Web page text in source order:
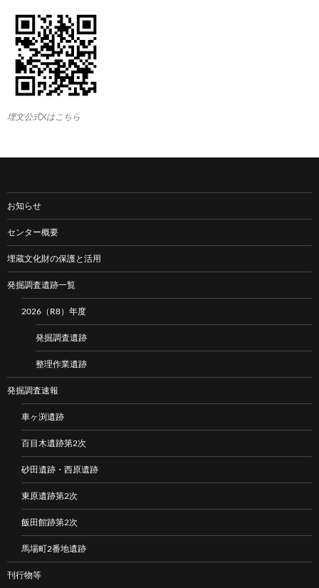
埋文公式Xはこちら
お知らせ
センター概要
埋蔵文化財の保護と活用
発掘調査遺跡一覧
2026（R8）年度
発掘調査遺跡
整理作業遺跡
発掘調査速報
車ヶ渕遺跡
百目木遺跡第2次
砂田遺跡・西原遺跡
東原遺跡第2次
飯田館跡第2次
馬場町2番地遺跡
刊行物等